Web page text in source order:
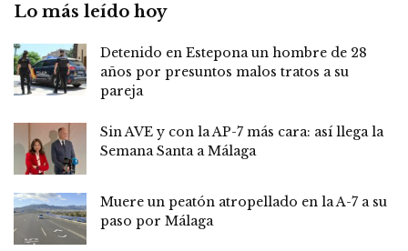
Lo más leído hoy
Detenido en Estepona un hombre de 28
años por presuntos malos tratos a su
pareja
Sin AVE y con la AP-7 más cara: así llega la
Semana Santa a Málaga
Muere un peatón atropellado en la A-7 a su
paso por Málaga